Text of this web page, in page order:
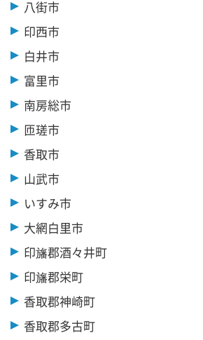
八街市
印西市
白井市
富里市
南房総市
匝瑳市
香取市
山武市
いすみ市
大網白里市
印旛郡酒々井町
印旛郡栄町
香取郡神崎町
香取郡多古町